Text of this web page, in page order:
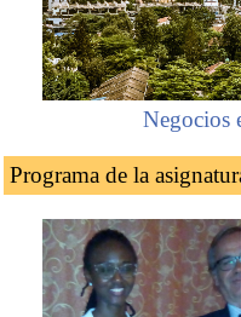
Negocios
Programa de la
Introducción al
Principales
Salam